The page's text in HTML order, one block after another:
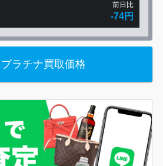
前日比
-74円
ラチナ買取価格